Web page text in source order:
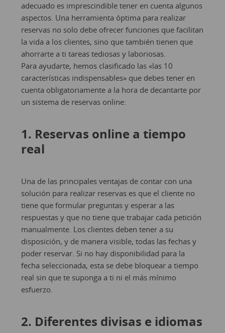
adecuado es imprescindible tener en cuenta algunos
aspectos. Una herramienta óptima para realizar
reservas no solo debe ofrecer funciones que facilitan
la vida a los clientes, sino que también tienen que
ahorrarte a ti tareas tediosas y laboriosas.
Para ayudarte, hemos clasificado las «las 10
características indispensables» que debes tener en
cuenta obligatoriamente a la hora de decantarte por
un sistema de reservas online:
1. Reservas online a tiempo
real
Una de las principales ventajas de contar con una
solución para realizar reservas es que el cliente no
tiene que formular preguntas y esperar a las
respuestas y que no tiene que trabajar cada petición
manualmente. Los clientes deben tener a su
disposición, y de manera visible, todas las fechas y
poder reservar. Si no hay disponibilidad para la
fecha seleccionada, esta se debe bloquear a tiempo
real sin que te suponga a ti ni el más mínimo
esfuerzo.
2. Diferentes divisas e idiomas